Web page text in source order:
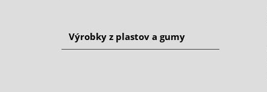
Výrobky z plastov a gumy